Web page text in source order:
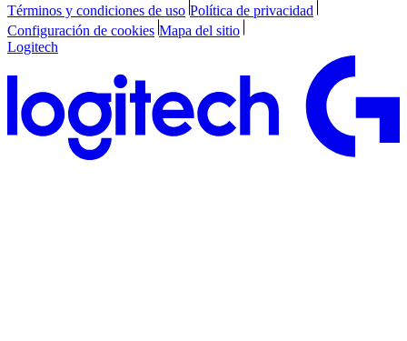
Términos y condiciones de uso Política de privacidad
Configuración de cookies Mapa del sitio
Logitech